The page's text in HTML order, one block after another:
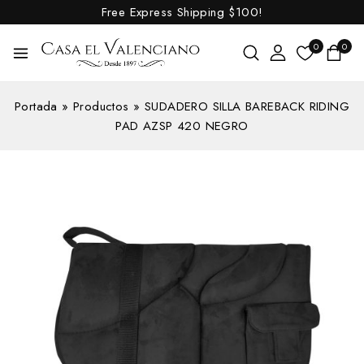
Free Express Shipping $100!
0 0
Portada »Productos » SUDADERO SILLA BAREBACK RIDING
PAD AZSP 420 NEGRO